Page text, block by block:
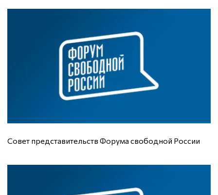
Совет представительств Форума свободной России